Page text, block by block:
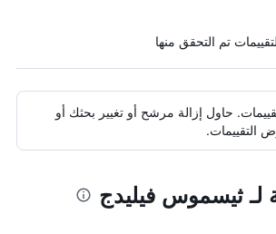
حاول إزالة مرشح أو تغيير بحثك أو
لـ ثيسموس فيليدج